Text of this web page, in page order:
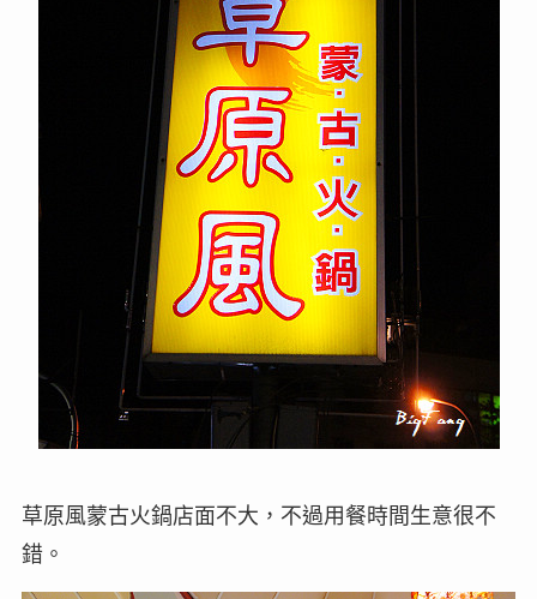
草原風蒙古火鍋店面不大，不過用餐時間生意很不
錯。